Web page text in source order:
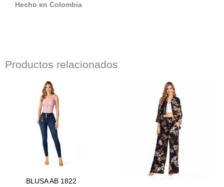
Hecho en Colombia
Productos relacionados
BLUSA AB 1822